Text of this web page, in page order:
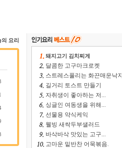
의 요리
돼지고기 김치찌게
달콤한 고구마크로켓
스트레스풀리는 화끈매운낙지
길거리 토스트 만들기
자취생이 좋아하는 저...
싱글인 여동생을 위해...
선물용 약식케익
웰빙 새싹두부샐러드
바삭바삭 맛있는 고구...
고마운 밑반찬 어묵볶음.